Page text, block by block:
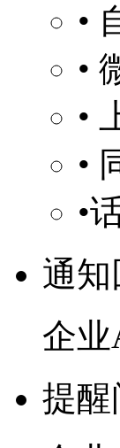
•
•
•
•
•
通知
企
提醒